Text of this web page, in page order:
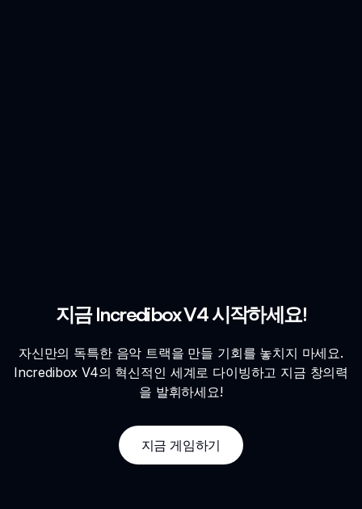
지금 Incredibox V4 시작하세요!
자신만의 독특한 음악 트랙을 만들 기회를 놓치지 마세요.
Incredibox V4의 혁신적인 세계로 다이빙하고 지금 창의력
을 발휘하세요!
지금 게임하기